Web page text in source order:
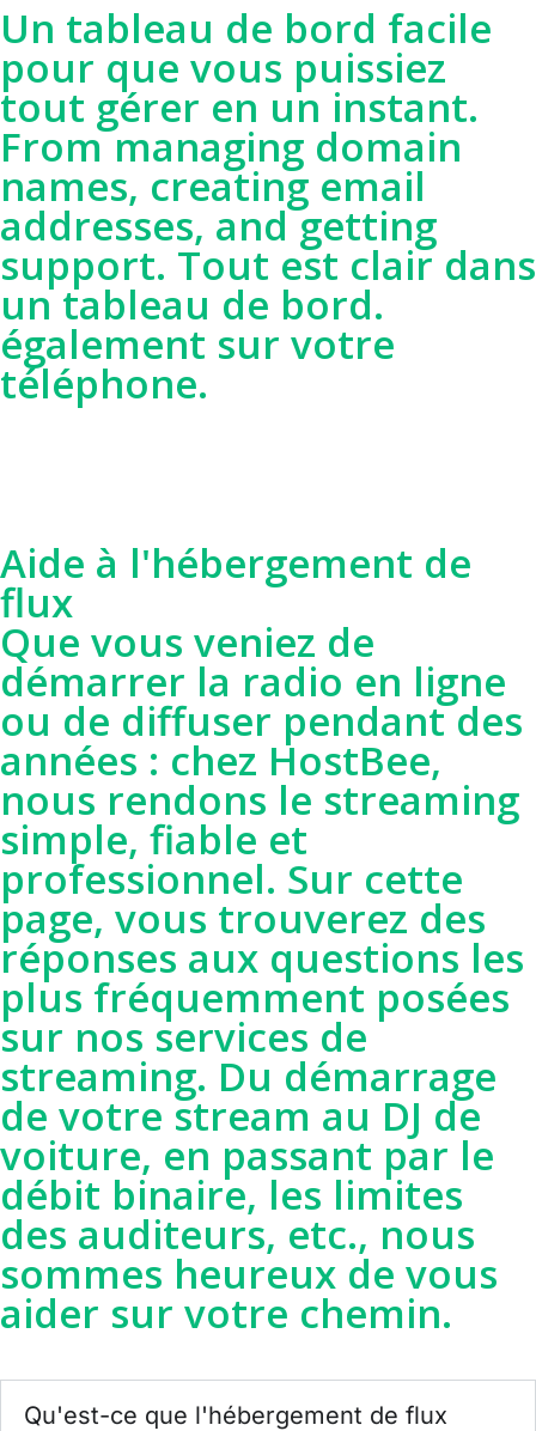
Un tableau de bord facile
pour que vous puissiez
tout gérer en un instant.
From managing domain
names, creating email
addresses, and getting
support. Tout est clair dans
un tableau de bord.
également sur votre
téléphone.
Aide à l'hébergement de
flux
Que vous veniez de
démarrer la radio en ligne
ou de diffuser pendant des
années : chez HostBee,
nous rendons le streaming
simple, fiable et
professionnel. Sur cette
page, vous trouverez des
réponses aux questions les
plus fréquemment posées
sur nos services de
streaming. Du démarrage
de votre stream au DJ de
voiture, en passant par le
débit binaire, les limites
des auditeurs, etc., nous
sommes heureux de vous
aider sur votre chemin.
Qu'est-ce que l'hébergement de flux